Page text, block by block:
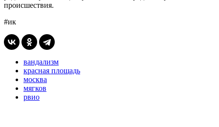
происшествия.
#ик
вандализм
красная площадь
москва
мягков
рвио